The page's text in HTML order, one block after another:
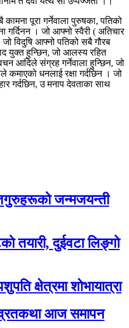
पूरा गर्नेवाला पुरुषका, पतिको
गर्दिनन । जो आफ्नो स्वैरी ( अतिचार
विदुषि आफ्नो पतिको सबै गौरब
युक्त हुन्छिन, जो आलस्य रहित
आदिले संग्रह गर्नेवाला हुन्छिन, जो
धनलाई रक्षा गर्दछिन । जो
गर्दछिन, उ मनाप देवताका साथ
जन्मजयन्ती
तयारी, दुईवटा लिङ्गो
क्षेत्रमा शोभायात्रा
व्रतकथा आज समापन